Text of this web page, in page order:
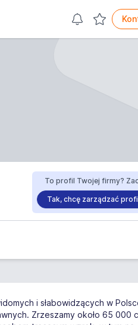
To profil Twojej firmy?
Tak, chcę zarządzać
i słabowidzących w
Zrzeszamy około 65 000